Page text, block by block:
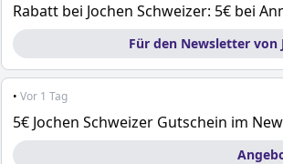
Rabatt bei Jochen Schweizer: 5€ bei
Für den Newsletter von
• Vor 1 Tag
5€ Jochen Schweizer Gutschein im